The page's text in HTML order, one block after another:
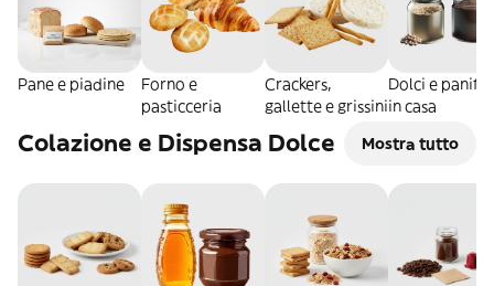
Pane e piadine
Forno e
pasticceria
Crackers,
gallette e grissini
Dolci e
in casa
Colazione e Dispensa Dolce Mostra tutto